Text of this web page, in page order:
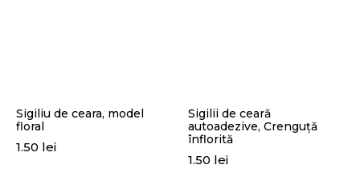
Sigiliu de ceara, model
floral
1.50 lei
Sigilii de ceară
autoadezive, Crenguță
înflorită
1.50 lei